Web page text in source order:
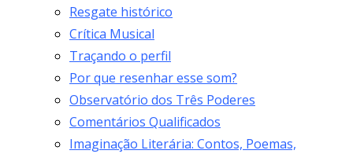
Resgate histórico
Crítica Musical
Traçando o perfil
Por que resenhar esse som?
Observatório dos Três Poderes
Comentários Qualificados
Imaginação Literária: Contos, Poemas,